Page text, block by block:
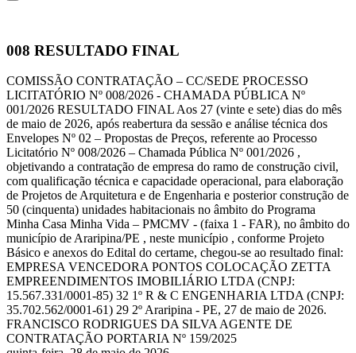
008 RESULTADO FINAL
COMISSÃO CONTRATAÇÃO – CC/SEDE PROCESSO
LICITATÓRIO Nº 008/2026 - CHAMADA PÚBLICA Nº
001/2026 RESULTADO FINAL Aos 27 (vinte e sete) dias do mês
de maio de 2026, após reabertura da sessão e análise técnica dos
Envelopes Nº 02 – Propostas de Preços, referente ao Processo
Licitatório Nº 008/2026 – Chamada Pública Nº 001/2026 ,
objetivando a contratação de empresa do ramo de construção civil,
com qualificação técnica e capacidade operacional, para elaboração
de Projetos de Arquitetura e de Engenharia e posterior construção de
50 (cinquenta) unidades habitacionais no âmbito do Programa
Minha Casa Minha Vida – PMCMV - (faixa 1 - FAR), no âmbito do
município de Araripina/PE , neste município , conforme Projeto
Básico e anexos do Edital do certame, chegou-se ao resultado final:
EMPRESA VENCEDORA PONTOS COLOCAÇÃO ZETTA
EMPREENDIMENTOS IMOBILIÁRIO LTDA (CNPJ:
15.567.331/0001-85) 32 1º R & C ENGENHARIA LTDA (CNPJ:
35.702.562/0001-61) 29 2º Araripina - PE, 27 de maio de 2026.
FRANCISCO RODRIGUES DA SILVA AGENTE DE
CONTRATAÇÃO PORTARIA Nº 159/2025